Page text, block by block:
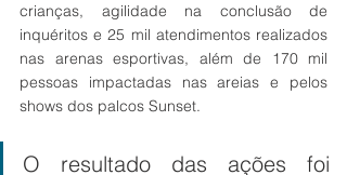
crianças, agilidade na conclusão de
inquéritos e 25 mil atendimentos realizados
nas arenas esportivas, além de 170 mil
pessoas impactadas nas areias e pelos
shows dos palcos Sunset.
O resultado das ações foi